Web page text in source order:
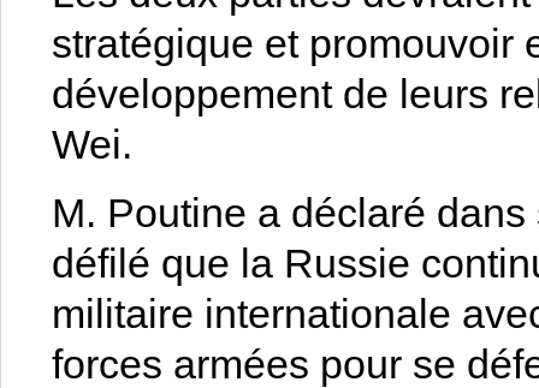
stratégique et promouvoir
développement de leurs
Wei.
M. Poutine a déclaré
défilé que la Russie
militaire internationale
forces armées pour se